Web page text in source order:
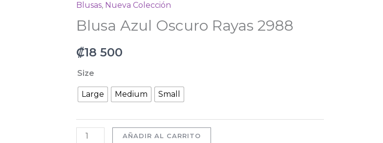
Blusas, Nueva Colección
Blusa Azul Oscuro Rayas 2988
₡18 500
Size
Large Medium Small
Blusa
Azul
Rayas
cantidad
AÑADIR AL CARRITO